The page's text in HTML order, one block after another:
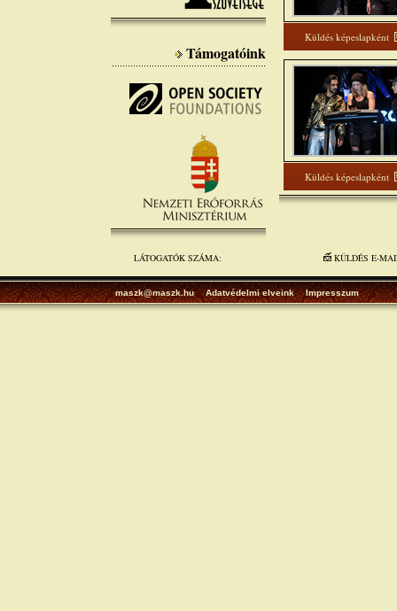
Támogatóink
Küldés képeslapként
Küldés képeslapként
LÁTOGATÓK SZÁMA: KÜLDÉS E-
maszk@maszk.hu Adatvédelmi elveink Impresszum